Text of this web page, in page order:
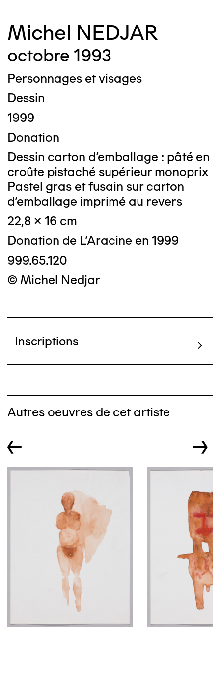
Michel NEDJAR
octobre 1993
Personnages et visages
Dessin
1999
Donation
Dessin carton d'emballage : pâté en
croûte pistaché supérieur monoprix
Pastel gras et fusain sur carton
d'emballage imprimé au revers
22,8 x 16 cm
Donation de L'Aracine en 1999
999.65.120
© Michel Nedjar
Inscriptions
Autres oeuvres de cet artiste
← →